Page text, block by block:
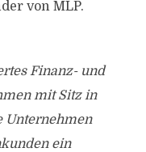
von MLP.
Finanz- und
mit Sitz in
Unternehmen
ein